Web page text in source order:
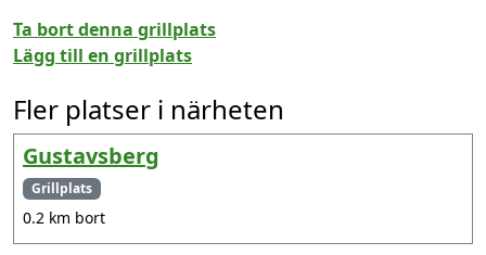
Ta bort denna grillplats
Lägg till en grillplats
Fler platser i närheten
Gustavsberg
Grillplats
0.2 km bort